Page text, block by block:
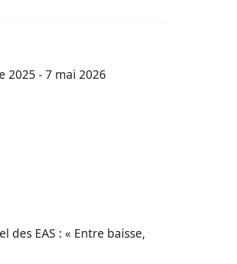
2025 - 7 mai 2026
des EAS : « Entre baisse,